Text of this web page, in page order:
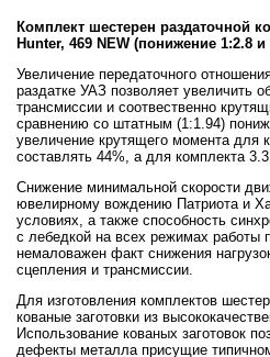
Комплект шестерен раздаточной
Hunter, 469 NEW (понижение 1:2.8 и
Увеличение передаточного
раздатке УАЗ позволяет увеличить
трансмиссии и соотвественно
сравнению со штатным (1:1.94)
увеличение крутящего момента для
составлять 44%, а для комплекта
Снижение минимальной скорости
ювелирному вождению Патриота и
условиях, а также способность
с лебедкой на всех режимах работы
немаловажен факт снижения
сцепления и трансмиссии.
Для изготовления комплектов
кованые заготовки из
Использование кованых заготовок
дефекты металла присущие